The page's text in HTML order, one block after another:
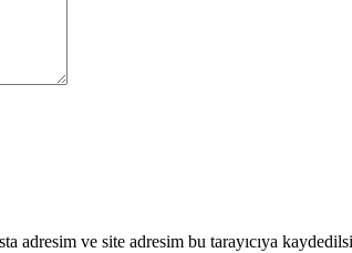
adresim ve site adresim bu tarayıcıya